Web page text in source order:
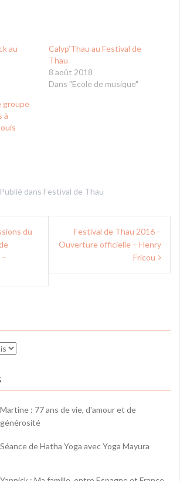
au
Calyp’Thau au Festival de
Thau
8 août 2018
Dans "Ecole de musique"
groupe
à
Publié dans Festival de Thau
du
Festival de Thau 2016 –
Ouverture officielle – Henry
Fricou
Martine : 77 ans de vie, d'amour et de
générosité
Séance de Hatha Yoga avec Yoga Mayura